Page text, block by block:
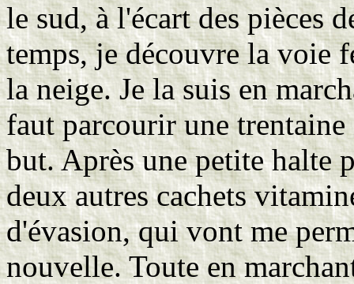
le sud, à l'écart des pièces
temps, je découvre la voie
la neige. Je la suis en
faut parcourir une
but. Après une petite halte
deux autres cachets
d'évasion, qui vont me
nouvelle. Toute en